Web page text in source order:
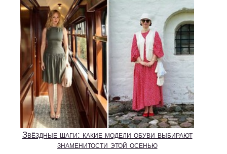
Звёздные шаги: какие модели обуви выбирают
знаменитости этой осенью